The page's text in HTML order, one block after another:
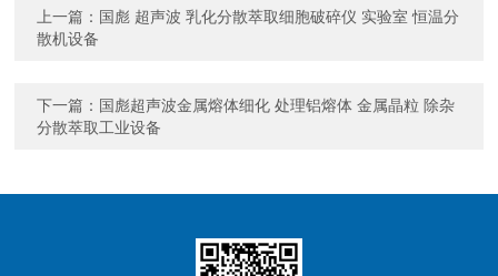
上一篇： 国彪 超声波 乳化分散萃取细胞破碎仪 实验室 恒温分
散机设备
下一篇： 国彪超声波金属熔体细化 处理铝熔体 金属晶粒 除杂
分散萃取工业设备